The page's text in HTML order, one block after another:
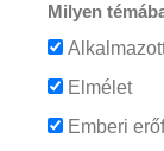
Milyen
Elmélet
Emberi